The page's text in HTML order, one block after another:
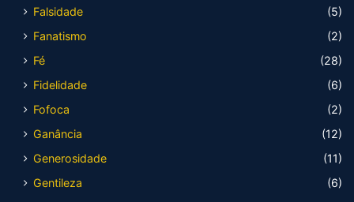
Falsidade
(5)
Fanatismo
(2)
Fé
(28)
Fidelidade
(6)
Fofoca
(2)
Ganância
(12)
Generosidade
(11)
Gentileza
(6)